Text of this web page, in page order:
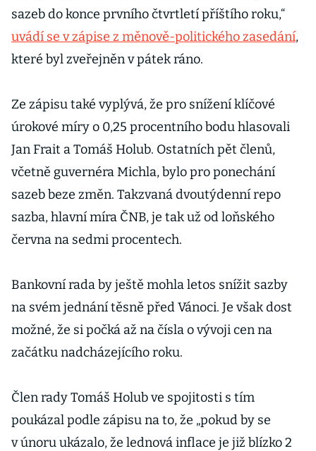
sazeb do konce prvního čtvrtletí příštího roku,“
uvádí se v zápise z měnově-politického zasedání,
které byl zveřejněn v pátek ráno.
Ze zápisu také vyplývá, že pro snížení klíčové
úrokové míry o 0,25 procentního bodu hlasovali
Jan Frait a Tomáš Holub. Ostatních pět členů,
včetně guvernéra Michla, bylo pro ponechání
sazeb beze změn. Takzvaná dvoutýdenní repo
sazba, hlavní míra ČNB, je tak už od loňského
června na sedmi procentech.
Bankovní rada by ještě mohla letos snížit sazby
na svém jednání těsně před Vánoci. Je však dost
možné, že si počká až na čísla o vývoji cen na
začátku nadcházejícího roku.
Člen rady Tomáš Holub ve spojitosti s tím
poukázal podle zápisu na to, že „pokud by se
v únoru ukázalo, že lednová inflace je již blízko 2